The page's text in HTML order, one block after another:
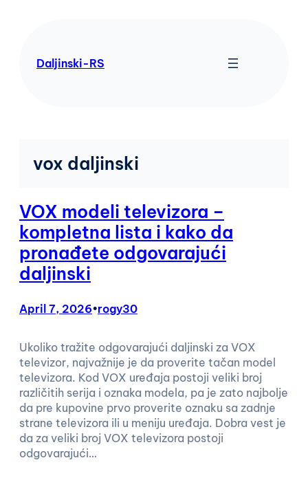
Daljinski-RS
vox daljinski
VOX modeli televizora –
kompletna lista i kako da
pronađete odgovarajući
daljinski
April 7, 2026•rogy30
Ukoliko tražite odgovarajući daljinski za VOX
televizor, najvažnije je da proverite tačan model
televizora. Kod VOX uređaja postoji veliki broj
različitih serija i oznaka modela, pa je zato najbolje
da pre kupovine prvo proverite oznaku sa zadnje
strane televizora ili u meniju uređaja. Dobra vest je
da za veliki broj VOX televizora postoji
odgovarajući…